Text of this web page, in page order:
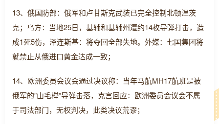
13、俄国防部：俄军和卢甘斯克武装已完全控制北顿涅茨
克；乌方：当地25日，基辅和基辅州遭约14枚导弹打击，造
成1死5伤，泽连斯基：将夺回全部失地。外媒：七国集团将
就禁止从俄进口黄金达成一致；
14、欧洲委员会议会通过决议称：当年马航MH17航班是被
俄军的”山毛榉”导弹击落，克宫回应：欧洲委员会议会不属
于司法部门，无权判决，此类决议荒谬；